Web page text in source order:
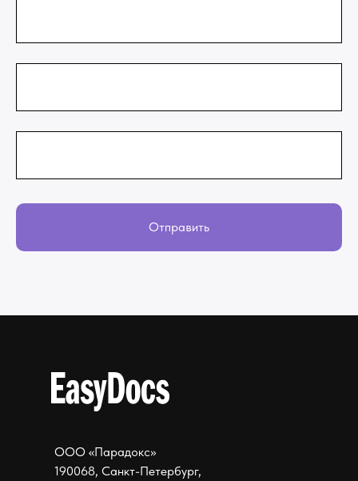
Отправить
ООО «Парадокс»
190068, Санкт-Петербург,